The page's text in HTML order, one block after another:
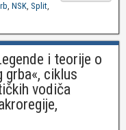
, NSK, Split,
i teorije o
grba«, ciklus
vodiča